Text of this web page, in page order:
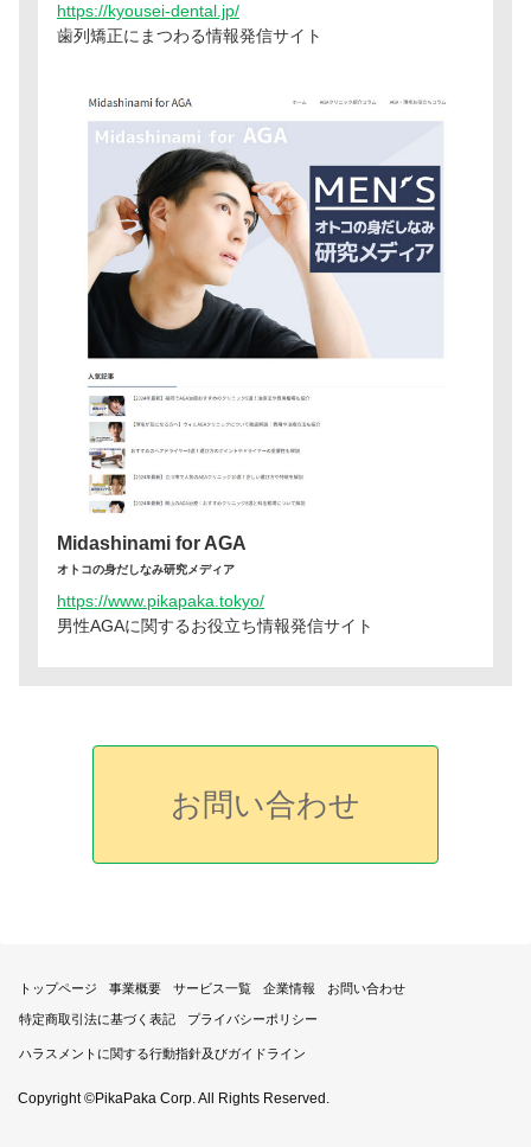
https://kyousei-dental.jp/
歯列矯正にまつわる情報発信サイト
Midashinami for AGA
オトコの身だしなみ研究メディア
https://www.pikapaka.tokyo/
男性AGAに関するお役立ち情報発信サイト
お問い合わせ
トップページ 事業概要 サービス一覧 企業情報 お問い合わせ
特定商取引法に基づく表記 プライバシーポリシー
ハラスメントに関する行動指針及びガイドライン
Copyright ©PikaPaka Corp. All Rights Reserved.